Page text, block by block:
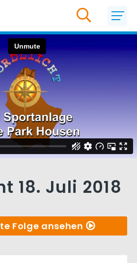
18. Juli 2018
Folge ansehen